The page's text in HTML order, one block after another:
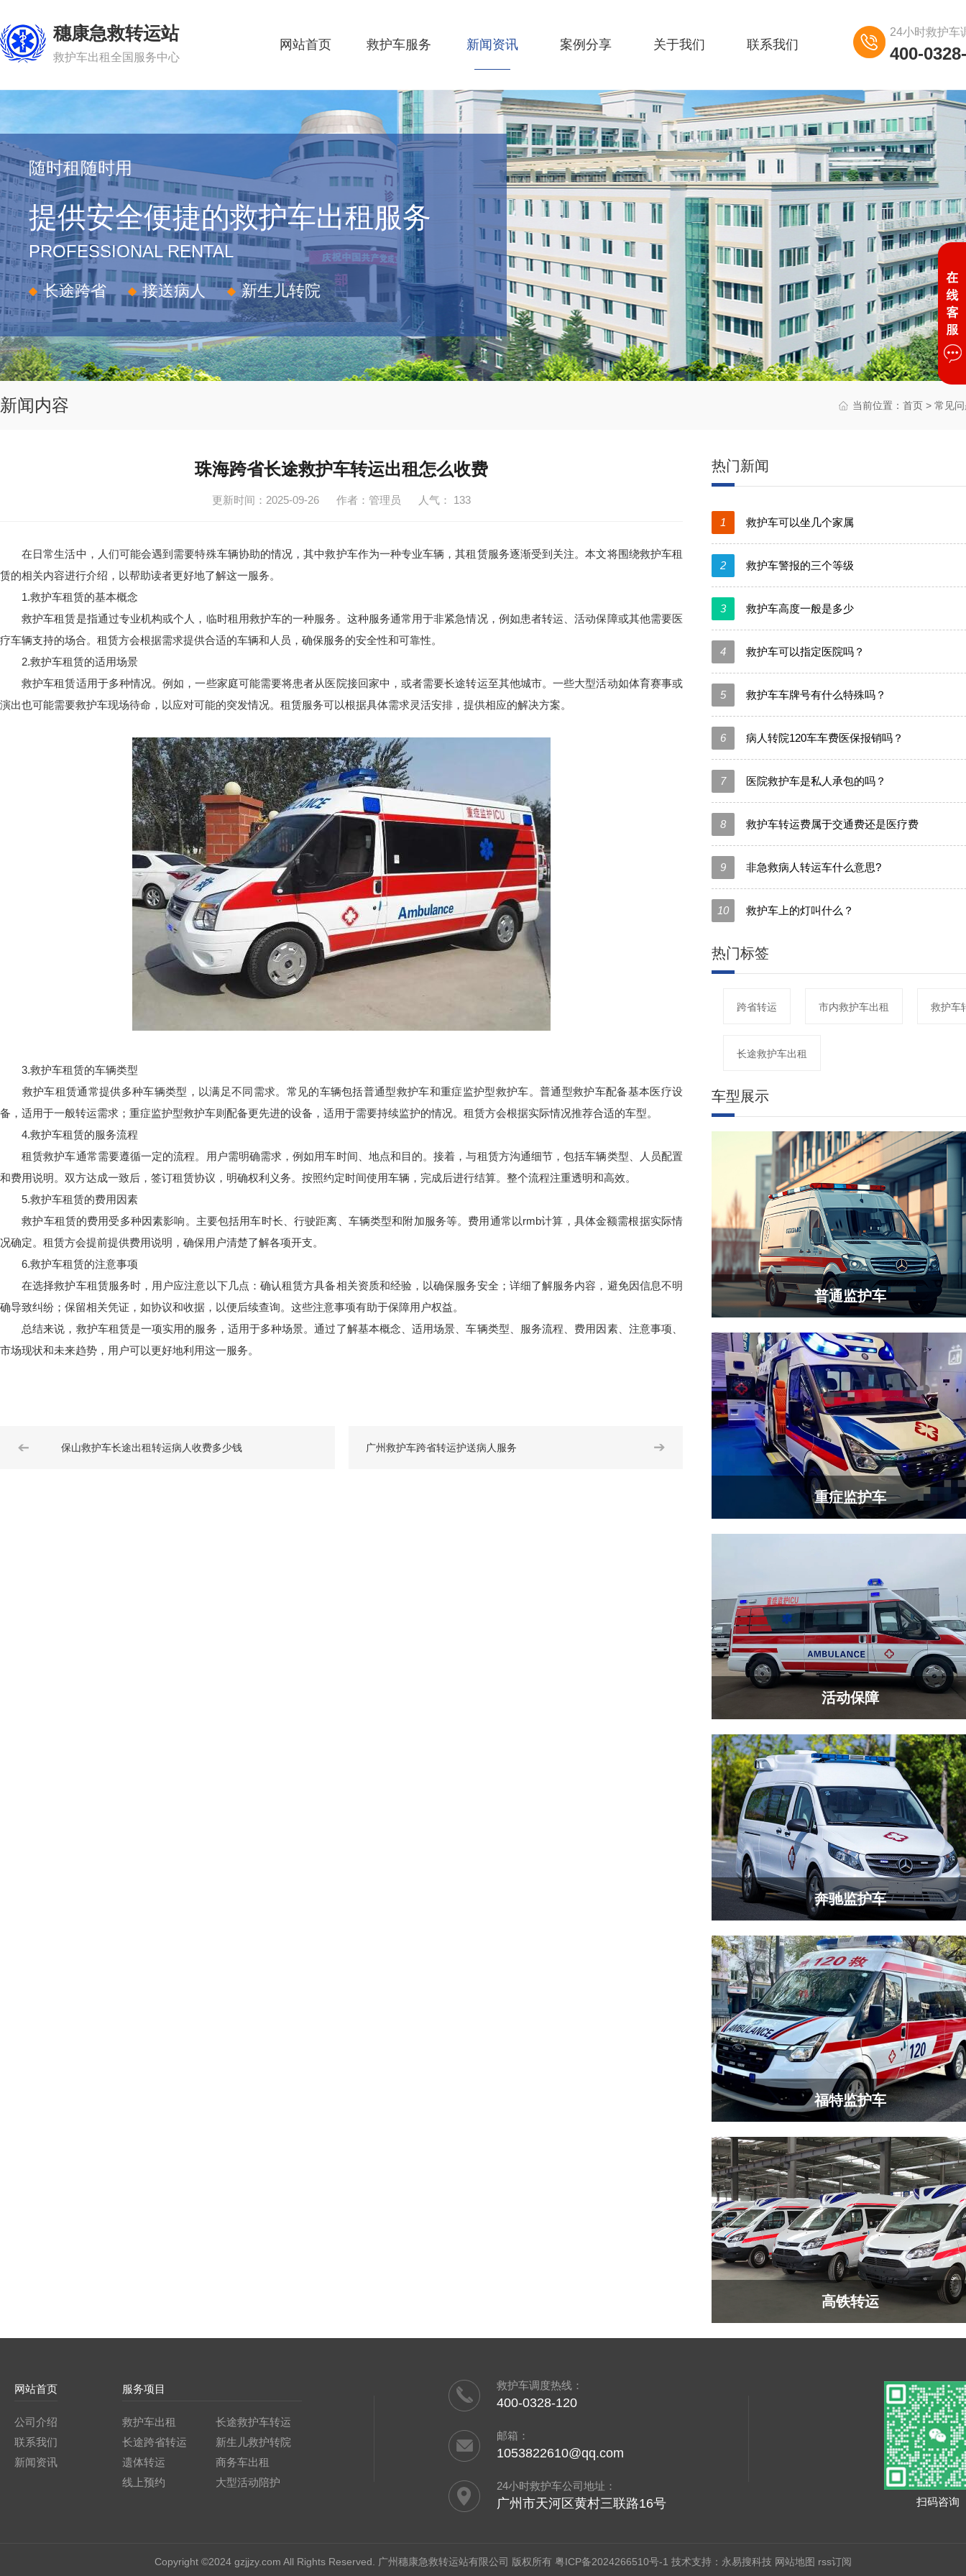
穗康急救转运站
救护车出租全国服务中心
网站首页 救护车服务 新闻资讯 案例分享 关于我们 联系我们
24小时救护车
400-
随时租随时用
提供安全便捷的救护车出租服务
PROFESSIONAL RENTAL
长途跨省 接送病人 新生儿转院
新闻内容 当前位置： 首页 > 常见
珠海跨省长途救护车转运出租怎么收费
更新时间：2025-09-26 作者：管理员 人气： 133
在日常生活中，人们可能会遇到需要特殊车辆协助的情况，其中救护车作为一种专业车辆，其租赁服务逐渐受到关注。本文将围绕救护车租
赁的相关内容进行介绍，以帮助读者更好地了解这一服务。
1.救护车租赁的基本概念
救护车租赁是指通过专业机构或个人，临时租用救护车的一种服务。这种服务通常用于非紧急情况，例如患者转运、活动保障或其他需要医
疗车辆支持的场合。租赁方会根据需求提供合适的车辆和人员，确保服务的安全性和可靠性。
2.救护车租赁的适用场景
救护车租赁适用于多种情况。例如，一些家庭可能需要将患者从医院接回家中，或者需要长途转运至其他城市。一些大型活动如体育赛事或
演出也可能需要救护车现场待命，以应对可能的突发情况。租赁服务可以根据具体需求灵活安排，提供相应的解决方案。
3.救护车租赁的车辆类型
救护车租赁通常提供多种车辆类型，以满足不同需求。常见的车辆包括普通型救护车和重症监护型救护车。普通型救护车配备基本医疗设
备，适用于一般转运需求；重症监护型救护车则配备更先进的设备，适用于需要持续监护的情况。租赁方会根据实际情况推荐合适的车型。
4.救护车租赁的服务流程
租赁救护车通常需要遵循一定的流程。用户需明确需求，例如用车时间、地点和目的。接着，与租赁方沟通细节，包括车辆类型、人员配置
和费用说明。双方达成一致后，签订租赁协议，明确权利义务。按照约定时间使用车辆，完成后进行结算。整个流程注重透明和高效。
5.救护车租赁的费用因素
救护车租赁的费用受多种因素影响。主要包括用车时长、行驶距离、车辆类型和附加服务等。费用通常以rmb计算，具体金额需根据实际情
况确定。租赁方会提前提供费用说明，确保用户清楚了解各项开支。
6.救护车租赁的注意事项
在选择救护车租赁服务时，用户应注意以下几点：确认租赁方具备相关资质和经验，以确保服务安全；详细了解服务内容，避免因信息不明
确导致纠纷；保留相关凭证，如协议和收据，以便后续查询。这些注意事项有助于保障用户权益。
总结来说，救护车租赁是一项实用的服务，适用于多种场景。通过了解基本概念、适用场景、车辆类型、服务流程、费用因素、注意事项、
市场现状和未来趋势，用户可以更好地利用这一服务。
➔ 保山救护车长途出租转运病人收费多少钱 ➔
广州救护车跨省转运护送病人服务
热门新闻
1 救护车可以坐几个家属
2 救护车警报的三个等级
3 救护车高度一般是多少
4 救护车可以指定医院吗？
5 救护车车牌号有什么特殊吗？
6 病人转院120车车费医保报销吗？
7 医院救护车是私人承包的吗？
8 救护车转运费属于交通费还是医疗费
9 非急救病人转运车什么意思?
10 救护车上的灯叫什么？
热门标签
跨省转运 市内救护车出租 救护车
长途救护车出租
车型展示
普通监护车
重症监护车
活动保障
奔驰监护车
福特监护车
高铁转运
网站首页
公司介绍
联系我们
新闻资讯
服务项目
救护车出租
长途救护车转运
长途跨省转运
新生儿救护转院
遗体转运
商务车出租
线上预约
大型活动陪护
救护车调度热线：
400-0328-120
邮箱：
1053822610@qq.com
24小时救护车公司地址：
广州市天河区黄村三联路16号 扫码咨询
Copyright ©2024 gzjjzy.com All Rights Reserved. 广州穗康急救转运站有限公司 版权所有 粤ICP备2024266510号-1 技术支持： 永易搜科技 网站地图 rss订阅